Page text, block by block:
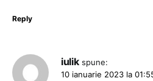
Reply
iulik spune:
10 ianuarie 2023 la